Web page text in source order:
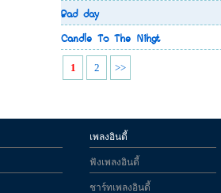
Bad day
Candle To The Nihgt
1 2 >>
เพลงอินดี้
ฟังเพลงอินดี้
ชาร์ทเพลงอินดี้